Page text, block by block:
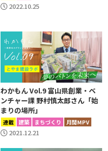
2022.10.25
わかもん Vol.9 富山県創業・ベ
ンチャー課 野村慎太郎さん「始
まりの場所」
連載 建築 まちづくり 月間MPV
2021.12.21